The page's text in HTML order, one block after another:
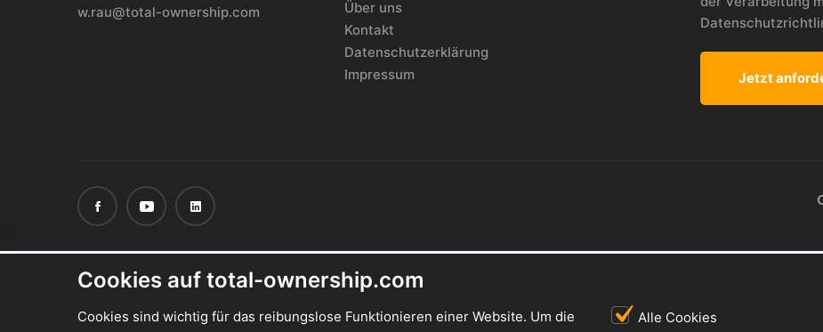
w.rau@total-ownership.com
Über uns
Kontakt
Datenschutzerklärung
Impressum
Cookies auf total-ownership.com
Cookies sind wichtig für das reibungslose Funktionieren einer Website. Um die
Alle Cookies